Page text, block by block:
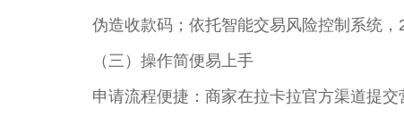
伪造收款码；依托智能交易风险控制系统
（三）操作简便易上手​
申请流程便捷：商家在拉卡拉官方渠道提